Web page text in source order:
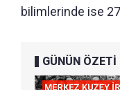
bilimlerinde ise
GÜNÜN ÖZETİ